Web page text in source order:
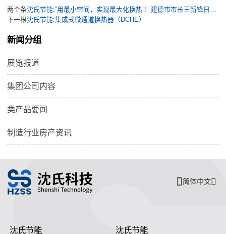
两个条
下一根沈氏节能:集成式微通道换热器（DCHE）
新闻分组
展览报道
集团公司内容
类产品要闻
制造行业房产资讯
简体中文
沈氏节能 沈氏节能